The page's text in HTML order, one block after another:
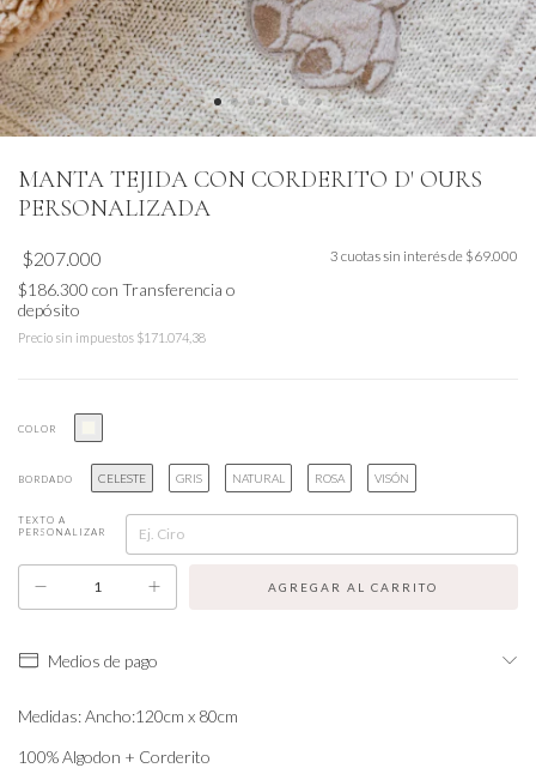
MANTA TEJIDA CON CORDERITO D' OURS
PERSONALIZADA
$207.000
$186.300 con Transferencia o
depósito
Precio sin impuestos $171.074,38
3 cuotas sin interés de $69.000
COLOR
BORDADO CELESTE GRIS NATURAL ROSA VISÓN
TEXTO A
PERSONALIZAR
Medios de pago
Medidas: Ancho:120cm x 80cm
100% Algodon + Corderito